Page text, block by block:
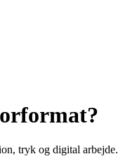
tryk og digital arbejde.